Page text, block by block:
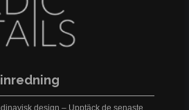
design – Upptäck de senaste